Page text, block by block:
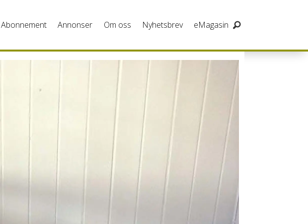
Abonnement Annonser Om oss Nyhetsbrev eMagasin